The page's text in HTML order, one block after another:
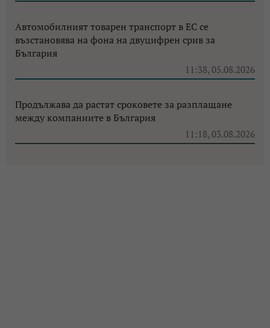
Автомобилният товарен транспорт в ЕС се
възстановява на фона на двуцифрен срив за
България
11:38, 05.08.2026
Продължава да растат сроковете за разплащане
между компаниите в България
11:18, 03.08.2026